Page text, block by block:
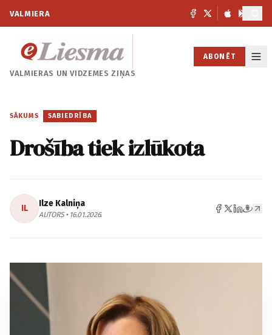
VALMIERA
VALMIERAS UNVIDZEMES ZIŅAS
ABONĒT
SĀKUMS / SABIEDRĪBA
Drošība tiek izlūkota
IL Ilze Kalniņa
AUTORS • 16.01.2026.